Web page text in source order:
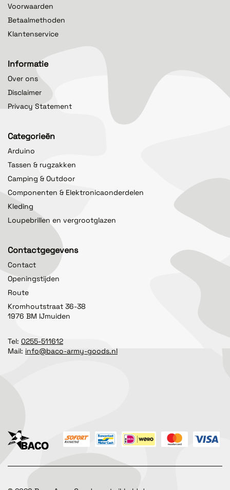
Voorwaarden
Betaalmethoden
Klantenservice
Informatie
Over ons
Disclaimer
Privacy Statement
Categorieën
Arduino
Tassen & rugzakken
Camping & Outdoor
Componenten & Elektronicaonderdelen
Kleding
Loupebrillen en vergrootglazen
Contactgegevens
Contact
Openingstijden
Route
Kromhoutstraat 36-38
1976 BM IJmuiden
Tel: 0255-511612
Mail: info@baco-army-goods.nl